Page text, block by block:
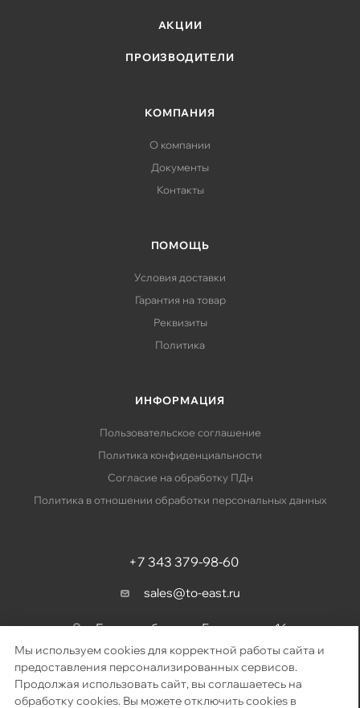
Мы используем cookies для корректной работы сайта и
предоставления персонализированных сервисов.
Продолжая использовать сайт, вы соглашаетесь на
обработку cookies. Вы можете отключить cookies в
АКЦИИ
ПРОИЗВОДИТЕЛИ
КОМПАНИЯ
О компании
Документы
Контакты
ПОМОЩЬ
Условия доставки
Гарантия на товар
Реквизиты
Политика
ИНФОРМАЦИЯ
Пользовательское соглашение
Политика конфиденциальности
Согласие на обработку ПДн
Политика в отношении обработки персональных данных
+7 343 379-98-60
sales@to-east.ru
Екатеринбург, ул. Барвинка, д. 16
2026 © «Восточный путь» – поставка телекоммуникационного